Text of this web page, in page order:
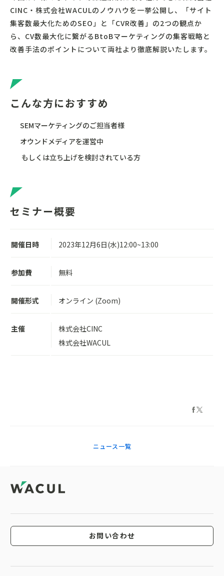
CINC・株式会社WACULのノウハウを一挙公開し、「サイト
集客数最大化ためのSEO」と「CVR改善」の2つの観点か
ら、CV数最大化に繋がるBtoBマーケティングの集客戦略と
改善手法のポイントについて両社より徹底解説いたします。
こんな方におすすめ
SEMマーケティングのご担当者様
オウンドメディアを運営中
もしくは立ち上げを検討されている方
セミナー概要
開催日時 2023年12月6日(水)12:00~13:00
参加費 無料
開催形式 オンライン (Zoom)
主催
株式会社CINC
株式会社WACUL
ニュース一覧
お問い合わせ